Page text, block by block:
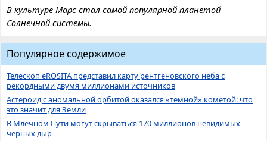
В культуре Марс стал самой популярной планетой
Солнечной системы.
Популярное содержимое
Телескоп eROSITA представил карту рентгеновского неба с
рекордными двумя миллионами источников
Астероид с аномальной орбитой оказался «темной» кометой: что
это значит для Земли
В Млечном Пути могут скрываться 170 миллионов невидимых
черных дыр